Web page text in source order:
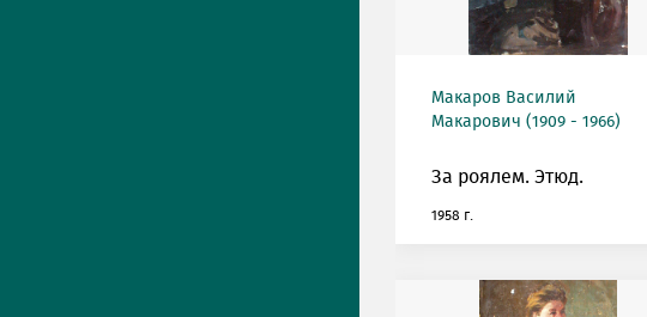
Макаров Василий
Макарович (1909 - 1966)
За роялем. Этюд.
1958 г.